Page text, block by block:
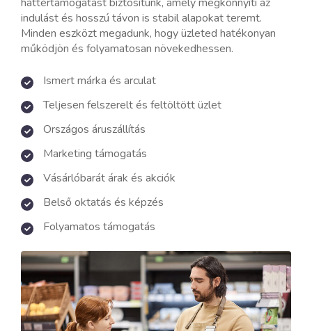
indulást és hosszú távon is stabil alapokat teremt.
Minden eszközt megadunk, hogy üzleted hatékonyan
működjön és folyamatosan növekedhessen.
Ismert márka és arculat
Teljesen felszerelt és feltöltött üzlet
Országos áruszállítás
Marketing támogatás
Vásárlóbarát árak és akciók
Belső oktatás és képzés
Folyamatos támogatás